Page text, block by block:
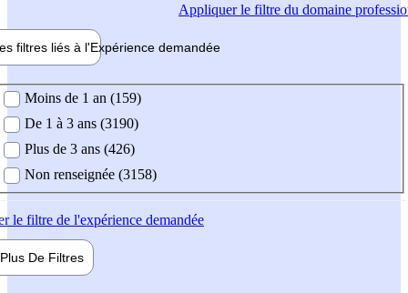
Appliquerle filtre du domaine
filtres liés à l'Expérience demandée
demandée
Moins de 1 an (159)
De 1 à 3 ans (3190)
Plus de 3 ans (426)
Non renseignée (3158)
le filtre de l'expérience demandée
Plus De Filtres